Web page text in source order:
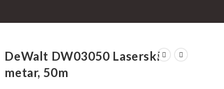
DeWalt DW03050 Laserski
metar, 50m